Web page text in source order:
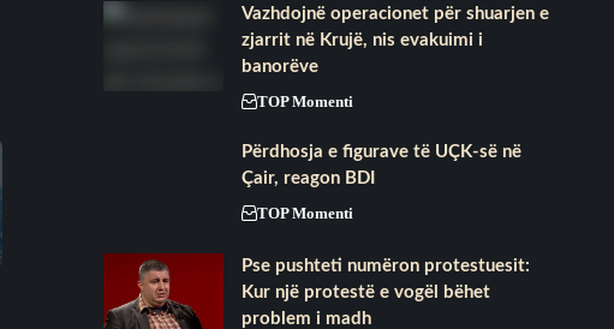
Vazhdojnë operacionet për shuarjen e
zjarrit në Krujë, nis evakuimi i
banorëve
TOP Momenti
Përdhosja e figurave të UÇK-së në
Çair, reagon BDI
TOP Momenti
Pse pushteti numëron protestuesit:
Kur një protestë e vogël bëhet
problem i madh